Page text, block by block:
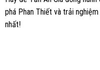
phá Phan Thiết và trải
nhất!